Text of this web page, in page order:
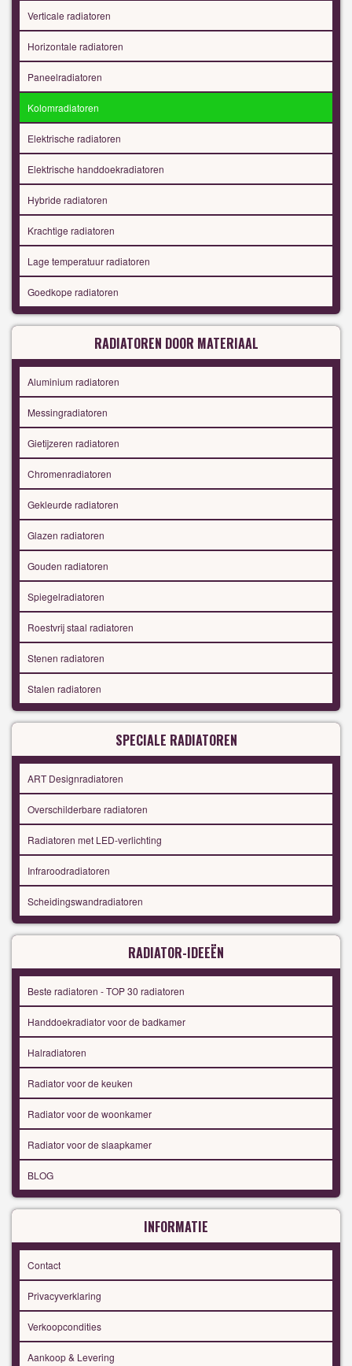
Verticale radiatoren
Horizontale radiatoren
Paneelradiatoren
Kolomradiatoren
Elektrische radiatoren
Elektrische handdoekradiatoren
Hybride radiatoren
Krachtige radiatoren
Lage temperatuur radiatoren
Goedkope radiatoren
RADIATOREN DOOR MATERIAAL
Aluminium radiatoren
Messingradiatoren
Gietijzeren radiatoren
Chromenradiatoren
Gekleurde radiatoren
Glazen radiatoren
Gouden radiatoren
Spiegelradiatoren
Roestvrij staal radiatoren
Stenen radiatoren
Stalen radiatoren
SPECIALE RADIATOREN
ART Designradiatoren
Overschilderbare radiatoren
Radiatoren met LED-verlichting
Infraroodradiatoren
Scheidingswandradiatoren
RADIATOR-IDEEËN
Beste radiatoren - TOP 30 radiatoren
Handdoekradiator voor de badkamer
Halradiatoren
Radiator voor de keuken
Radiator voor de woonkamer
Radiator voor de slaapkamer
BLOG
INFORMATIE
Contact
Privacyverklaring
Verkoopcondities
Aankoop & Levering